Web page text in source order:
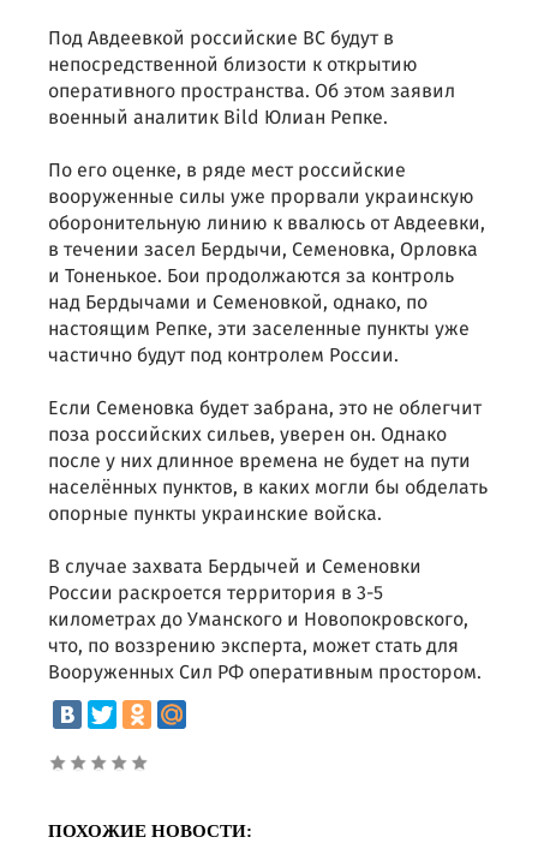
Под Авдеевкой российские ВС будут в
непосредственной близости к открытию
оперативного пространства. Об этом заявил
военный аналитик Bild Юлиан Репке.
По его оценке, в ряде мест российские
вооруженные силы уже прорвали украинскую
оборонительную линию к ввалюсь от Авдеевки,
в течении засел Бердычи, Семеновка, Орловка
и Тоненькое. Бои продолжаются за контроль
над Бердычами и Семеновкой, однако, по
настоящим Репке, эти заселенные пункты уже
частично будут под контролем России.
Если Семеновка будет забрана, это не облегчит
поза российских сильев, уверен он. Однако
после у них длинное времена не будет на пути
населённых пунктов, в каких могли бы обделать
опорные пункты украинские войска.
В случае захвата Бердычей и Семеновки
России раскроется территория в 3-5
километрах до Уманского и Новопокровского,
что, по воззрению эксперта, может стать для
Вооруженных Сил РФ оперативным простором.
ПОХОЖИЕ НОВОСТИ: